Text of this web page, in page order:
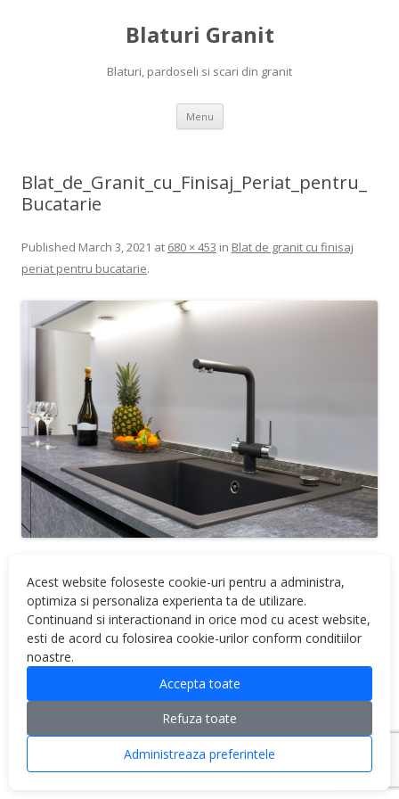
Acest website foloseste cookie-uri pentru a administra,
optimiza si personaliza experienta ta de utilizare.
Continuand si interactionand in orice mod cu acest website,
esti de acord cu folosirea cookie-urilor conform conditiilor
noastre.
Accepta toate
Refuza toate
Administreaza preferintele
Blaturi Granit
Blaturi, pardoseli si scari din granit
Menu Skip to content
Blat_de_Granit_cu_Finisaj_Periat_pentru_
Bucatarie
Published March 3, 2021 at 680 × 453 in Blat de granit cu finisaj
periat pentru bucatarie.
Proudly powered by WordPress